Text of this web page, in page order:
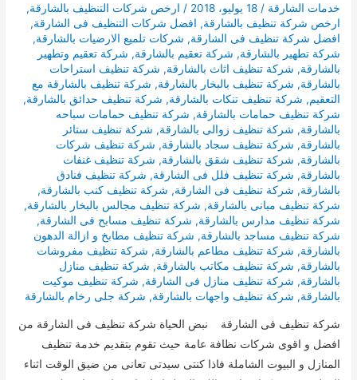
خدمات الشارقة /18 يوليو، 2018 / ارخص شركات التنظيف بالشارقة,
ارخص شركة تنظيف بالشارقة, افضل شركات التنظيف فى الشارقة,
افضل شركة تنظيف فى الشارقة, شركات تلميع الارضيات بالشارقة,
شركة تطهير بالشارقة, شركة تعقيم بالشارقة, شركة تعقيم وتطهير
بالشارقة, شركة تنظيف اثاث بالشارقة, شركة تنظيف استراحات
بالشارقة, شركة تنظيف بالبخار بالشارقة, شركة تنظيف بالشارقة مع
التعقيم, شركة تنظيف تنكات بالشارقة, شركة تنظيف حدائق بالشارقة,
شركة تنظيف حمامات بالشارقة, شركة تنظيف حمامات سباحه
بالشارقة, شركة تنظيف زوالى بالشارقة, شركة تنظيف ستائر
بالشارقة, شركة تنظيف سجاد بالشارقة, شركة تنظيف شركات
بالشارقة, شركة تنظيف شقق بالشارقة, شركة تنظيف غنفات
بالشارقة, شركة تنظيف فلل فى الشارقة, شركة تنظيف فنادق
بالشارقة, شركة تنظيف فى الشارقة, شركة تنظيف كنب بالشارقة,
شركة تنظيف مبانى بالشارقة, شركة تنظيف مجالس بالبخار بالشارقة,
شركة تنظيف مدارس بالشارقة, شركة تنظيف مسابح فى الشارقة,
شركة تنظيف مساجد بالشارقة, شركة تنظيف مطابخ و ازالة الدهون
بالشارقة, شركة تنظيف مطاعم بالشارقة, شركة تنظيف مفروشات
بالشارقة, شركة تنظيف مكاتب بالشارقة, شركة تنظيف منازل
بالشارقة, شركة تنظيف منازل فى الشارقة, شركة تنظيف موكيت
بالشارقة, شركة تنظيف واجهات بالشارقة, شركة جلى رخام بالشارقة
شركة تنظيف فى الشارقة نبض الحياة شركة تنظيف فى الشارقة من
افضل و اقوى شركات نظافة عامة حيث تقوم بتقديم خدمة تنظيف
المنازل و البيوت الشاملة فاذا كنتى سيدتى تعانى من ضيق الوقت اثناء